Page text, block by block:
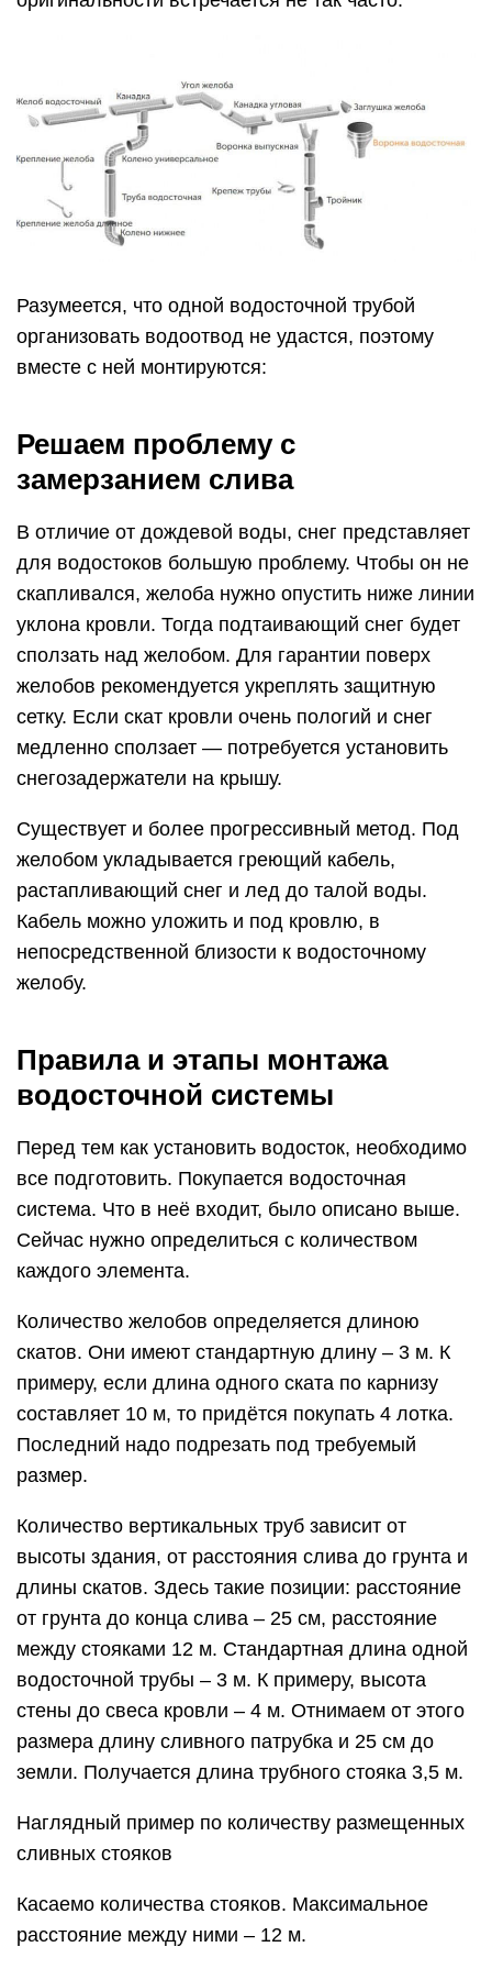
Разумеется, что одной водосточной трубой
организовать водоотвод не удастся, поэтому
вместе с ней монтируются:
Решаем проблему с
замерзанием слива
В отличие от дождевой воды, снег представляет
для водостоков большую проблему. Чтобы он не
скапливался, желоба нужно опустить ниже линии
уклона кровли. Тогда подтаивающий снег будет
сползать над желобом. Для гарантии поверх
желобов рекомендуется укреплять защитную
сетку. Если скат кровли очень пологий и снег
медленно сползает — потребуется установить
снегозадержатели на крышу.
Существует и более прогрессивный метод. Под
желобом укладывается греющий кабель,
растапливающий снег и лед до талой воды.
Кабель можно уложить и под кровлю, в
непосредственной близости к водосточному
желобу.
Правила и этапы монтажа
водосточной системы
Перед тем как установить водосток, необходимо
все подготовить. Покупается водосточная
система. Что в неё входит, было описано выше.
Сейчас нужно определиться с количеством
каждого элемента.
Количество желобов определяется длиною
скатов. Они имеют стандартную длину – 3 м. К
примеру, если длина одного ската по карнизу
составляет 10 м, то придётся покупать 4 лотка.
Последний надо подрезать под требуемый
размер.
Количество вертикальных труб зависит от
высоты здания, от расстояния слива до грунта и
длины скатов. Здесь такие позиции: расстояние
от грунта до конца слива – 25 см, расстояние
между стояками 12 м. Стандартная длина одной
водосточной трубы – 3 м. К примеру, высота
стены до свеса кровли – 4 м. Отнимаем от этого
размера длину сливного патрубка и 25 см до
земли. Получается длина трубного стояка 3,5 м.
Наглядный пример по количеству размещенных
сливных стояков
Касаемо количества стояков. Максимальное
расстояние между ними – 12 м.